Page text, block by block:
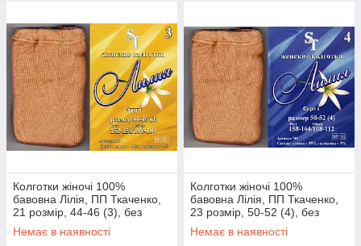
Колготки жіночі 100%
бавовна Лілія, ПП Ткаченко,
21 розмір, 44-46 (3), без
малюнка, бежеві
Немає в наявності
Колготки жіночі 100%
бавовна Лілія, ПП Ткаченко,
23 розмір, 50-52 (4), без
малюнка, бежеві
Немає в наявності